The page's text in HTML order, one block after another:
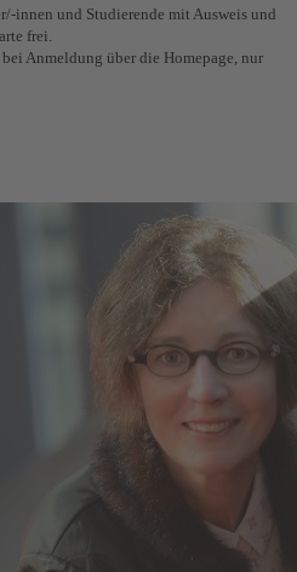
innen und Studierende mit Ausweis und
frei.
Anmeldung über die Homepage, nur